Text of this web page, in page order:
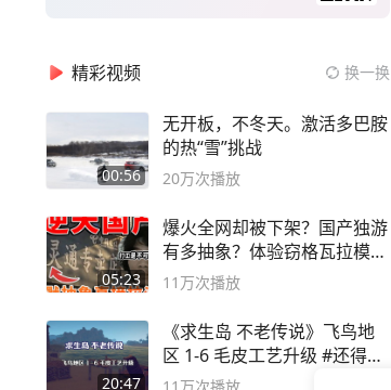
精彩视频 换一换
00:56
无开板，不冬天。激活多巴胺
的热“雪”挑战
20万次播放
05:23
爆火全网却被下架？国产独游
有多抽象？体验窃格瓦拉模拟
器！
11万次播放
20:47
《求生岛 不老传说》飞鸟地
区 1-6 毛皮工艺升级 #还得是
主机大作